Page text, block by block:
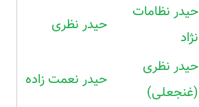
حیدر نظامات
نژاد
حیدر نظری
حیدر نظری
(غنجعلی)
حیدر نعمت زاده